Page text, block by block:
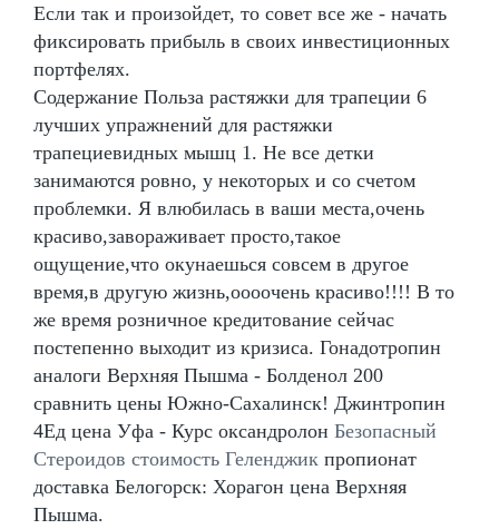
Если так и произойдет, то совет все же - начать
фиксировать прибыль в своих инвестиционных
портфелях.
Содержание Польза растяжки для трапеции 6
лучших упражнений для растяжки
трапециевидных мышц 1. Не все детки
занимаются ровно, у некоторых и со счетом
проблемки. Я влюбилась в ваши места,очень
красиво,завораживает просто,такое
ощущение,что окунаешься совсем в другое
время,в другую жизнь,оооочень красиво!!!! В то
же время розничное кредитование сейчас
постепенно выходит из кризиса. Гонадотропин
аналоги Верхняя Пышма - Болденол 200
сравнить цены Южно-Сахалинск! Джинтропин
4Ед цена Уфа - Курс оксандролон Безопасный
Стероидов стоимость Геленджик пропионат
доставка Белогорск: Хорагон цена Верхняя
Пышма.